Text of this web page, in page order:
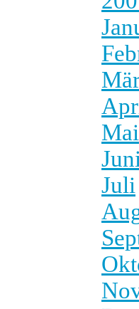
Mai
Juni
Juli